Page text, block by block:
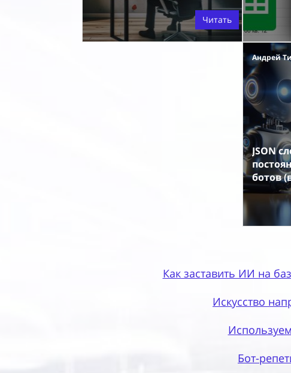
Читать
Андрей
JSON
ботов
Как заставить ИИ на
Искусство
Бот-